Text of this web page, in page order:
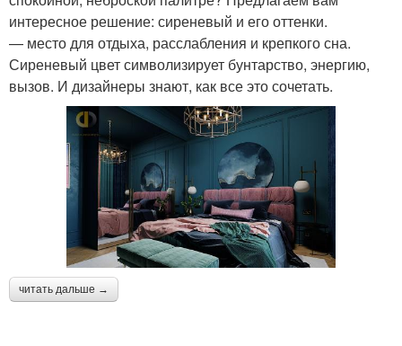
интересное решение: сиреневый и его оттенки.
— место для отдыха, расслабления и крепкого сна.
Сиреневый цвет символизирует бунтарство, энергию,
вызов. И дизайнеры знают, как все это сочетать.
читать дальше →